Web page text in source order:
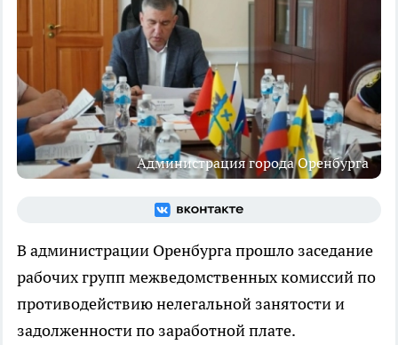
Администрация города Оренбурга
В администрации Оренбурга прошло заседание
рабочих групп межведомственных комиссий по
противодействию нелегальной занятости и
задолженности по заработной плате.